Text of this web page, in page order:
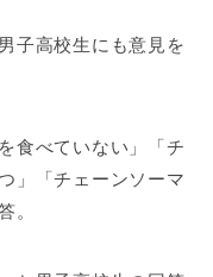
子高校生にも意見を
食べていない」「チ
」「チェーンソーマ
。